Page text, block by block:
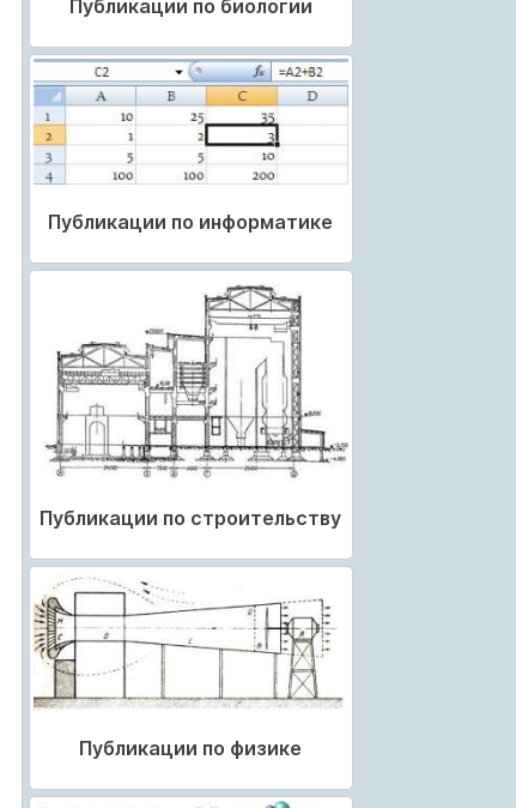
Публикации по биологии
Публикации по информатике
Публикации по строительству
Публикации по физике